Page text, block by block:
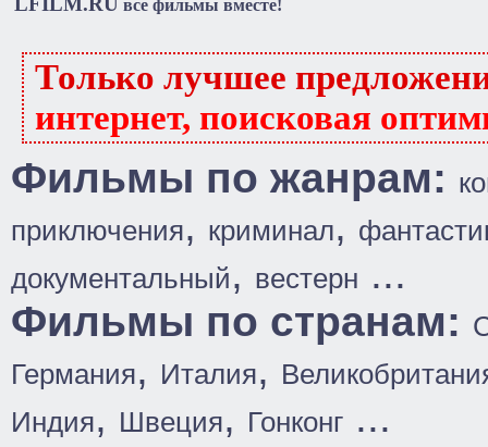
все фильмы вместе!
Только лучшее
интернет, поисковая
Фильмы по жанрам:
приключения, криминал,
документальный, вестерн ...
Фильмы по странам:
Германия, Италия,
Индия, Швеция, Гонконг ...